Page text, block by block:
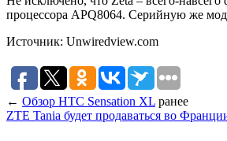
процессора APQ8064. Серийную же
Источник: Unwiredview.com
← Обзор HTC Sensation XL ранее
ZTE Tania будет продаваться во